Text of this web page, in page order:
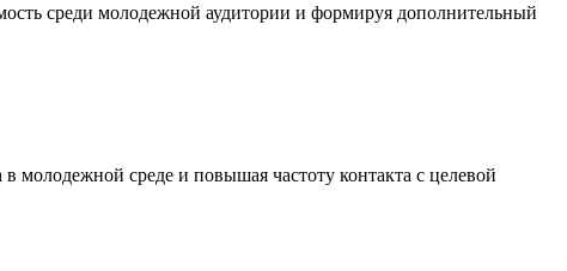
среди молодежной аудитории и формируя дополнительный
молодежной среде и повышая частоту контакта с целевой